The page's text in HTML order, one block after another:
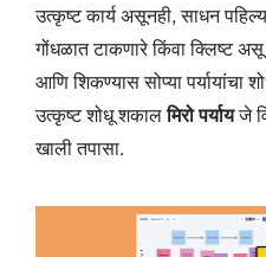
उत्कृष्ट कार्य असूनही, साधन
गोंधळात टाकणारे किंवा क्लिष्ट
आणि शिकण्यास सोप्या
उत्कृष्ट शोधू शकालमिरो पर्यायजे
खाली तपासा.